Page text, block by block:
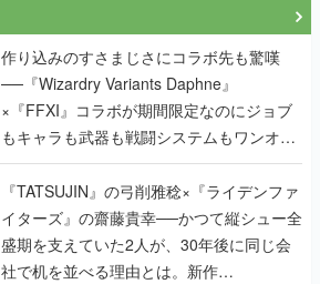
作り込みのすさまじさにコラボ先も驚嘆
──『Wizardry Variants Daphne』
×『FFXI』コラボが期間限定なのにジョブ
もキャラも武器も戦闘システムもワンオフ
で作り込まれた理由を両ディレクターに聞
く
『TATSUJIN』の弓削雅稔×『ライデンファ
イターズ』の齋藤貴幸──かつて縦シュー全
盛期を支えていた2人が、30年後に同じ会
社で机を並べる理由とは。新作